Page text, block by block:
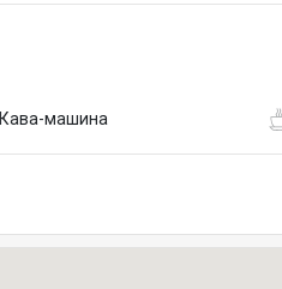
Кава-машина